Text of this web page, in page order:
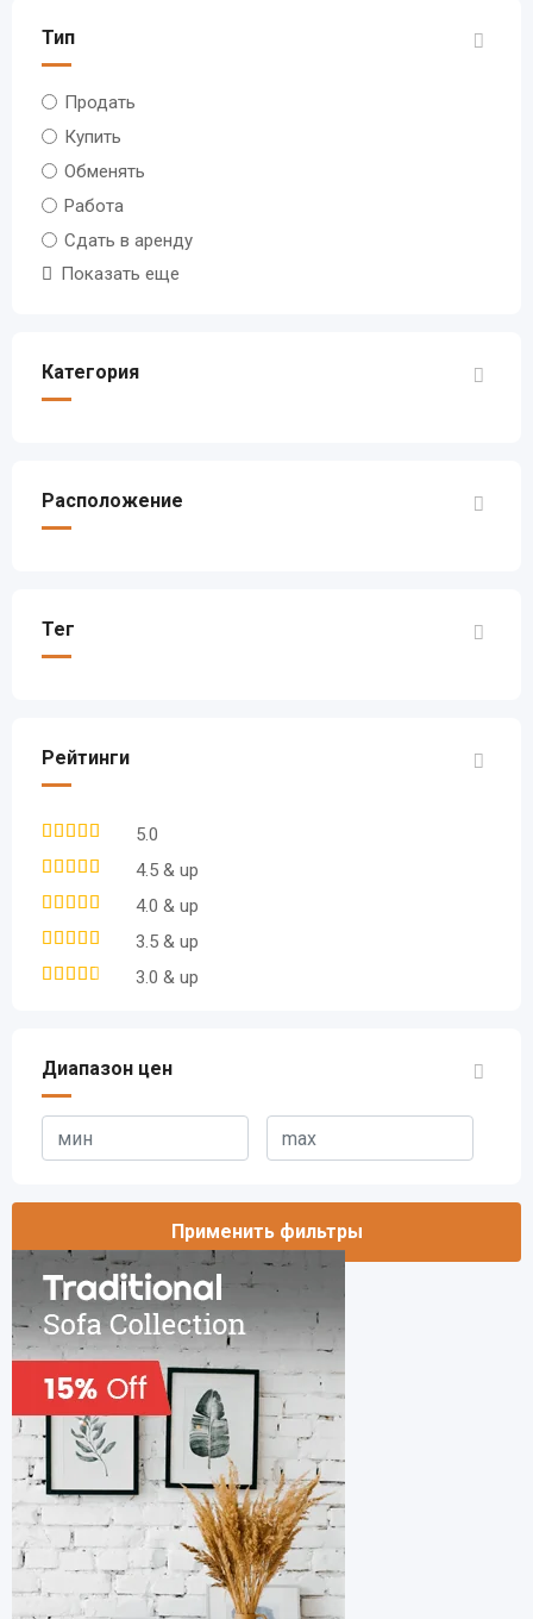
Тип
Продать
Купить
Обменять
Работа
Сдать в аренду
Показать еще
Категория
Расположение
Тег
Рейтинги
5.0
4.5 & up
4.0 & up
3.5 & up
3.0 & up
Диапазон цен
Применить фильтры